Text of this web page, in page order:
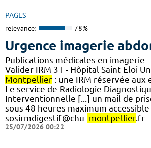
PAGES
relevance: 78%
Urgence imagerie
Publications médicales en imagerie
Valider IRM 3T - Hôpital Saint Eloi
Montpellier : une IRM réservée aux
Le service de Radiologie
Interventionnelle [...] un mail de
sous 48 heures maximum accessible
sosirmdigestif@chu- montpellier.fr
25/07/2026 00:22